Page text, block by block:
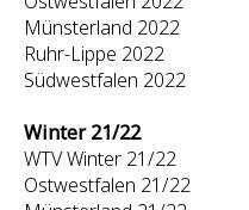
Münsterland 2022
Ruhr-Lippe 2022
Südwestfalen 2022
Winter 21/22
WTV Winter 21/22
Ostwestfalen 21/22